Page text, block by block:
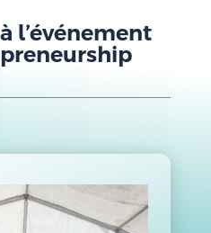
l’événement